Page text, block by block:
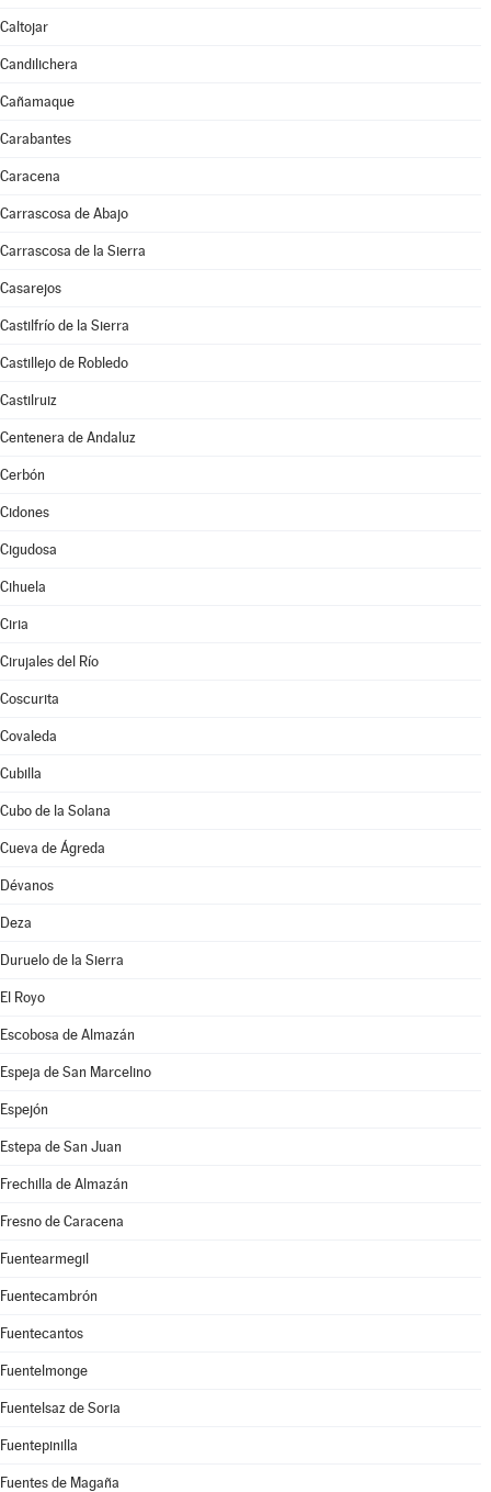
Caltojar
Candilichera
Cañamaque
Carabantes
Caracena
Carrascosa de Abajo
Carrascosa de la Sierra
Casarejos
Castilfrío de la Sierra
Castillejo de Robledo
Castilruiz
Centenera de Andaluz
Cerbón
Cidones
Cigudosa
Cihuela
Ciria
Cirujales del Río
Coscurita
Covaleda
Cubilla
Cubo de la Solana
Cueva de Ágreda
Dévanos
Deza
Duruelo de la Sierra
El Royo
Escobosa de Almazán
Espeja de San Marcelino
Espejón
Estepa de San Juan
Frechilla de Almazán
Fresno de Caracena
Fuentearmegil
Fuentecambrón
Fuentecantos
Fuentelmonge
Fuentelsaz de Soria
Fuentepinilla
Fuentes de Magaña